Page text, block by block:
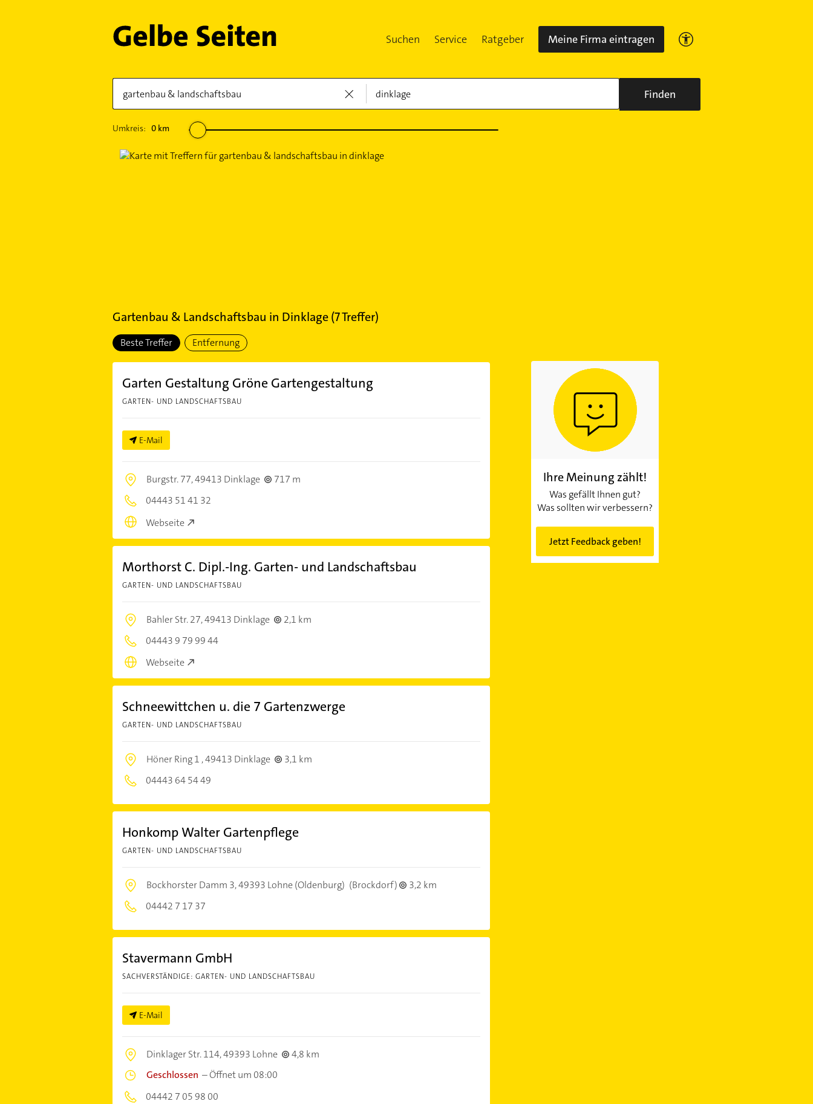
Suchen Service Ratgeber Meine Firma eintragen
Finden
Umkreis: 0km
Gartenbau & Landschaftsbau in Dinklage(7Treffer)
Beste Treffer Entfernung
Garten Gestaltung Gröne Gartengestaltung
GARTEN- UND LANDSCHAFTSBAU
E-Mail
Burgstr. 77,49413 Dinklage
717 m
04443 51 41 32
Webseite
Morthorst C. Dipl.-Ing. Garten- und Landschaftsbau
GARTEN- UND LANDSCHAFTSBAU
Bahler Str. 27,49413 Dinklage
2,1 km
04443 9 79 99 44
Webseite
Schneewittchen u. die 7 Gartenzwerge
GARTEN- UND LANDSCHAFTSBAU
Höner Ring 1 ,49413 Dinklage
3,1 km
04443 64 54 49
Honkomp Walter Gartenpflege
GARTEN- UND LANDSCHAFTSBAU
Bockhorster Damm 3,49393 Lohne (Oldenburg) (Brockdorf)
3,2 km
04442 7 17 37
Stavermann GmbH
SACHVERSTÄNDIGE: GARTEN- UND LANDSCHAFTSBAU
E-Mail
Dinklager Str. 114,49393 Lohne
4,8 km
Geschlossen –Öffnet um 08:00
04442 7 05 98 00
Ihre Meinung zählt!
Was gefällt Ihnen gut?
Was sollten wir verbessern?
Jetzt Feedback geben!